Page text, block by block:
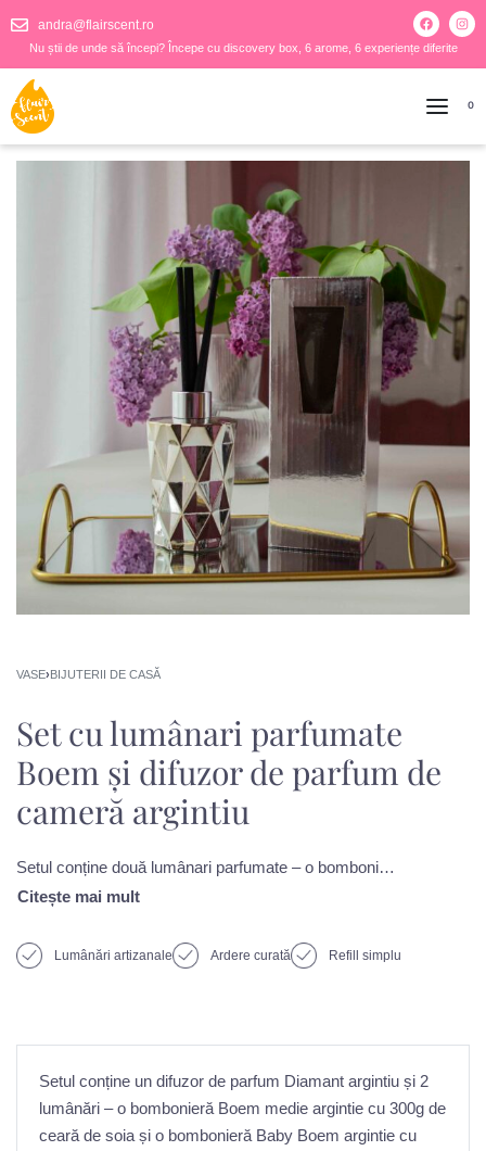
andra@flairscent.ro
Nu știi de unde să începi? Începe cu discovery box, 6 arome, 6 experiențe diferite
0
VASE›BIJUTERII DE CASĂ
Set cu lumânari parfumate
Boem și difuzor de parfum de
cameră argintiu
Setul conține două lumânari parfumate – o bombonieră Boem Medie și o bombonieră Baby Boem, și un difuzor de parfum de cameră ce sigur îți vor umple casa de miresme. * Setul nu conține și tăvița. Acest difuzor pentru parfum îți va face casa mai frumoasă atât prin parfumul pe care-l împrăștie, cât și prin designul elegant. Fiecare difuzor este amestecat și umplut manual în atelierul Flair Scent. Tot ce trebuie să faci este să deschizi sticla și să introduci bețișoarele în parfum, care vor oferi astfel un parfum proaspăt și relaxant în intreaga locuință. Lumânarile parfumate sunt din ceară 100% naturală de soia, turnate manual în bomboniere din sticlă acoperite cu un strat de vopsea aurie. Pentru o ardere corectă a lumânărilor, citește ghidul de întreținere atașat
Lumânări artizanale Ardere curată Refill simplu
Setul conține un difuzor de parfum Diamant argintiu și 2
lumânări – o bombonieră Boem medie argintie cu 300g de
ceară de soia și o bombonieră Baby Boem argintie cu